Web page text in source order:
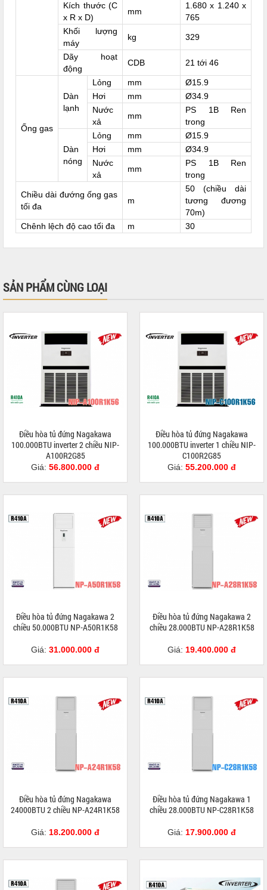
Kích thước (C
x R x D)
mm
1.680 x 1.240 x
765
Khối lượng
máy
kg 329
Dãy hoạt
động
CDB 21 tới 46
Ống gas
Dàn
lạnh
Lỏng mm
Ø15.9
Hơi
mm
Ø34.9
Nước
xả
mm
PS 1B Ren
trong
Dàn
nóng
Lỏng mm
Ø15.9
Hơi
mm
Ø34.9
Nước
xả
mm
PS 1B Ren
trong
Chiều dài đướng ống gas
tối đa
m
50 (chiều dài
tương đương
70m)
Chênh lệch độ cao tối đa
m 30
SẢN PHẨM CÙNG LOẠI
Điều hòa tủ đứng Nagakawa
100.000BTU inverter 2 chiều NIP-
A100R2G85
Giá: 56.800.000 đ
Điều hòa tủ đứng Nagakawa
100.000BTU inverter 1 chiều NIP-
C100R2G85
Giá: 55.200.000 đ
Điều hòa tủ đứng Nagakawa 2
chiều 50.000BTU NP-A50R1K58
Giá: 31.000.000 đ
Điều hòa tủ đứng Nagakawa 2
chiều 28.000BTU NP-A28R1K58
Giá: 19.400.000 đ
Điều hòa tủ đứng Nagakawa
24000BTU 2 chiều NP-A24R1K58
Giá: 18.200.000 đ
Điều hòa tủ đứng Nagakawa 1
chiều 28.000BTU NP-C28R1K58
Giá: 17.900.000 đ